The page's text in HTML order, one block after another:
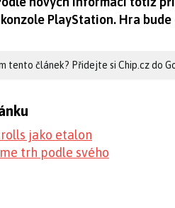
PlayStation. Hra
tento článek? Přidejte si Chip.cz do
jako etalon
trh podle svého